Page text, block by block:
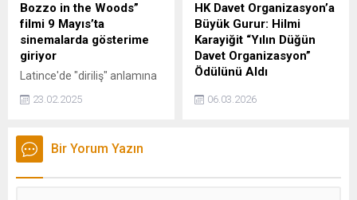
Bozzo in the Woods”
filmi 9 Mayıs’ta
sinemalarda gösterime
giriyor
Latince'de "diriliş" anlamına
gelen "Lazarus" eseri, ölüleri
diriltebilme gücüne sahiptir.
olanlar, onu ya iyilik için ya
da kötü emelleri için
23.02.2025
HK Davet Organizasyon’a
Büyük Gurur: Hilmi
Karayiğit “Yılın Düğün
Davet Organizasyon”
Ödülünü Aldı
HK Davet Organizasyon’a
Büyük Onur: Hilmi Karayiğit
06.03.2026
Bir Yorum Yazın